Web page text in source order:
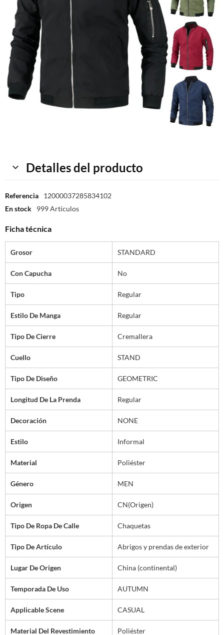
Detalles del producto
Referencia
12000037285834102
En stock
999 Artículos
Ficha técnica
Grosor STANDARD
Con Capucha No
Tipo Regular
Estilo De Manga Regular
Tipo De Cierre Cremallera
Cuello STAND
Tipo De Diseño GEOMETRIC
Longitud De La Prenda Regular
Decoración NONE
Estilo Informal
Material Poliéster
Género MEN
Origen CN(Origen)
Tipo De Ropa De Calle Chaquetas
Tipo De Artículo Abrigos y prendas de exterior
Lugar De Origen China (continental)
Temporada De Uso AUTUMN
Applicable Scene CASUAL
Material Del Revestimiento Poliéster